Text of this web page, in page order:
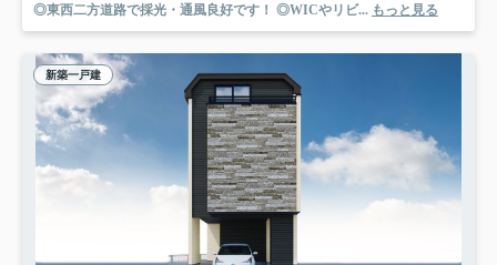
◎東西二方道路で採光・通風良好です！ ◎WICやリビ... もっと見る
新築一戸建